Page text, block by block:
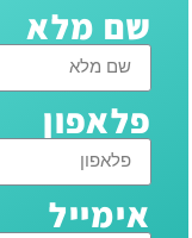
שם מלא
פלאפון
אימייל